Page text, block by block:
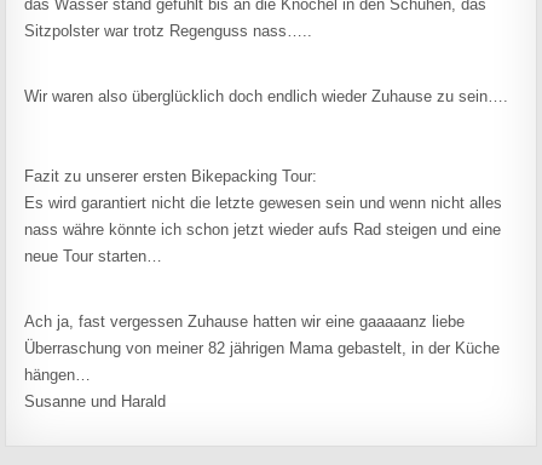
das Wasser stand gefühlt bis an die Knöchel in den Schuhen, das
Sitzpolster war trotz Regenguss nass…..
Wir waren also überglücklich doch endlich wieder Zuhause zu sein….
Fazit zu unserer ersten Bikepacking Tour:
Es wird garantiert nicht die letzte gewesen sein und wenn nicht alles
nass währe könnte ich schon jetzt wieder aufs Rad steigen und eine
neue Tour starten…
Ach ja, fast vergessen Zuhause hatten wir eine gaaaaanz liebe
Überraschung von meiner 82 jährigen Mama gebastelt, in der Küche
hängen…
Susanne und Harald